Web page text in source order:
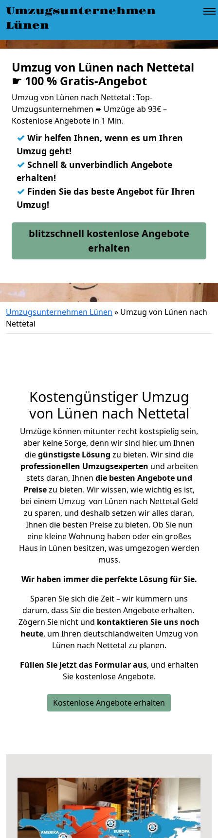
Umzugsunternehmen
Lünen
Umzug von Lünen nach Nettetal
☛ 100 % Gratis-Angebot
Umzug von Lünen nach Nettetal : Top-
Umzugsunternehmen ➨ Umzüge ab 93€ –
Kostenlose Angebote in 1 Min.
✓ Wir helfen Ihnen, wenn es um Ihren
Umzug geht!
✓ Schnell & unverbindlich Angebote
erhalten!
✓ Finden Sie das beste Angebot für Ihren
Umzug!
blitzschnell kostenlose Angebote
erhalten
Umzugsunternehmen Lünen » Umzug von Lünen nach
Nettetal
Kostengünstiger Umzug
von Lünen nach Nettetal
Umzüge können mitunter recht kostspielig sein,
aber keine Sorge, denn wir sind hier, um Ihnen
diegünstigste Lösung zu bieten. Wir sind die
professionellen Umzugsexperten und arbeiten
stets daran, Ihnen die besten Angebote und
Preisezu bieten. Wir wissen, wie wichtig es ist,
bei einem Umzug von Lünen nach Nettetal Geld
zu sparen, und deshalb setzen wir alles daran,
Ihnen die besten Preise zu bieten. Ob Sie nun
eine kleine Wohnung haben oder ein großes
Haus in Lünen besitzen, was umgezogen werden
muss.
Wir haben immer die perfekte Lösung für Sie.
Sparen Sie sich die Zeit – wir kümmern uns
darum, dass Sie die besten Angebote erhalten.
Zögern Sie nicht und kontaktieren Sie uns noch
heute, um Ihren deutschlandweiten Umzug von
Lünen nach Nettetal zu planen.
Füllen Sie jetzt das Formular aus, und erhalten
Sie kostenlose Angebote.
Kostenlose Angebote erhalten